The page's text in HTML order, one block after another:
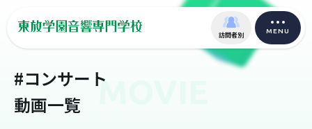
訪問者別 MENU
#コンサート
動画一覧
MOVIE